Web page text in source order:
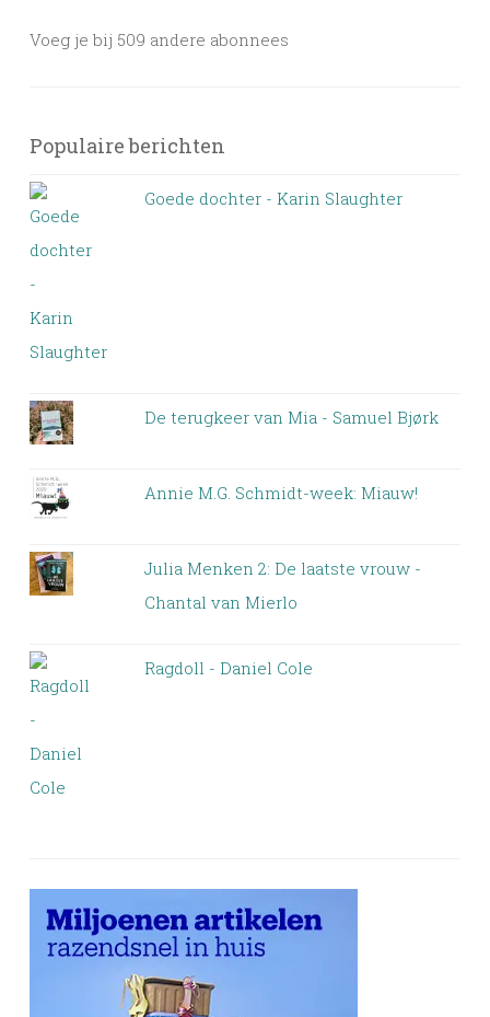
Voeg je bij 509 andere abonnees
Populaire berichten
Goede dochter - Karin Slaughter
De terugkeer van Mia - Samuel Bjørk
Annie M.G. Schmidt-week: Miauw!
Julia Menken 2: De laatste vrouw -
Chantal van Mierlo
Ragdoll - Daniel Cole